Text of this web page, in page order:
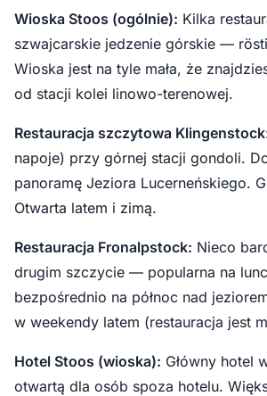
Wioska Stoos (ogólnie): Kilka
szwajcarskie jedzenie górskie —
Wioska jest na tyle mała, że
od stacji kolei linowo-terenowej.
Restauracja szczytowa
napoje) przy górnej stacji gondoli.
panoramę Jeziora Lucerneńskiego.
Otwarta latem i zimą.
Restauracja Fronalpstock: Nieco
drugim szczycie — popularna na
bezpośrednio na północ nad
w weekendy latem (restauracja jest
Hotel Stoos (wioska): Główny hotel
otwartą dla osób spoza hotelu.